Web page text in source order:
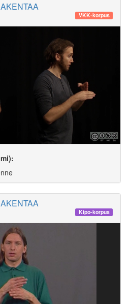
VKK-korpus
Kipo-korpus